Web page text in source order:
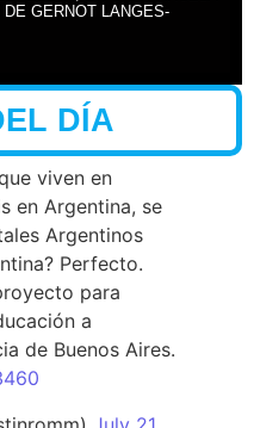
GERNOT LANGES-
DÍA
viven en
en Argentina, se
Argentinos
Perfecto.
para
a
de Buenos Aires.